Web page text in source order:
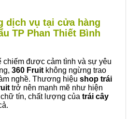
dịch vụ tại cửa hàng
TP Phan Thiết Bình
được cảm tình và sự yêu
360 Fruit không ngừng trao
nghề. Thương hiệu shop trái
trở nên mạnh mẽ như hiện
tín, chất lượng của trái cây